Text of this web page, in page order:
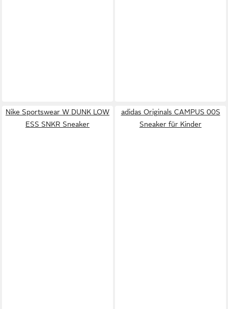
Nike Sportswear W DUNK LOW
ESS SNKR Sneaker
adidas Originals CAMPUS 00S
Sneaker für Kinder